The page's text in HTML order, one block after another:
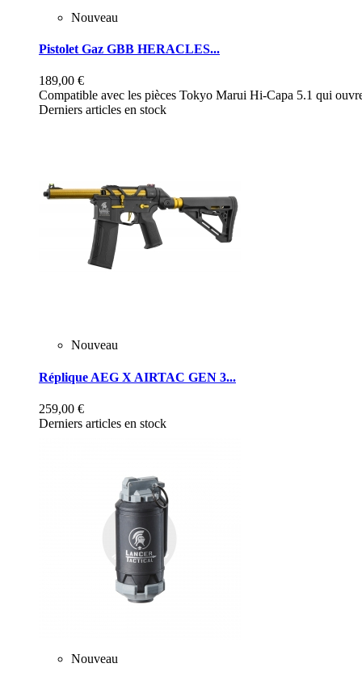
Nouveau
Pistolet Gaz GBB HERACLES...
189,00 €
Compatible avec les pièces Tokyo Marui Hi-Capa 5.1 qui
Derniers articles en stock
Nouveau
Réplique AEG X AIRTAC GEN 3...
259,00 €
Derniers articles en stock
Nouveau